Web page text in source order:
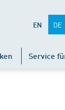
EN DE
Service